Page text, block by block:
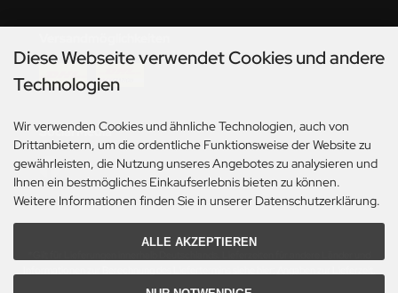
Social Media
Diese Webseite verwendet Cookies und andere
Technologien
Wir verwenden Cookies und ähnliche Technologien, auch von
Drittanbietern, um die ordentliche Funktionsweise der Website zu
gewährleisten, die Nutzung unseres Angebotes zu analysieren und
Ihnen ein bestmögliches Einkaufserlebnis bieten zu können.
Weitere Informationen finden Sie in unserer Datenschutzerklärung.
ALLE AKZEPTIEREN